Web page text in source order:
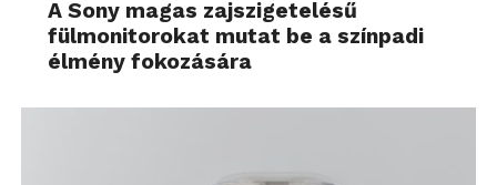
A Sony magas zajszigetelésű
fülmonitorokat mutat be a színpadi
élmény fokozására